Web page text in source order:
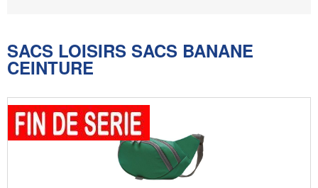
SACS LOISIRS SACS BANANE
CEINTURE